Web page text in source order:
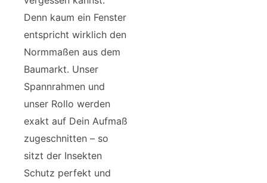
Denn kaum ein Fenster
entspricht wirklich den
Normmaßen aus dem
Baumarkt. Unser
Spannrahmen und
unser Rollo werden
exakt auf Dein Aufmaß
zugeschnitten – so
sitzt der Insekten
Schutz perfekt und